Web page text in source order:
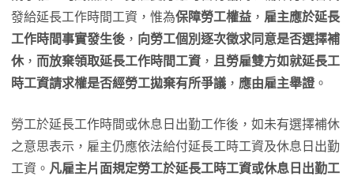
發給延長工作時間工資，惟為保障勞工權益 ， 雇主應於延長
工作時間事實發生後 ， 向勞工個別逐次徵求同意是否選擇補
休， 而放棄領取延長工作時間工資 ，
且勞雇雙方如就延長工
時工資請求權是否經勞工拋棄有所爭議 ， 應由雇主舉證 。
勞工於延長工作時間或休息日出勤工作後，如未有選擇補休
之意思表示，雇主仍應依法給付延長工時工資及休息日出勤
工資。 凡雇主片面規定勞工於延長工時工資或休息日出勤工